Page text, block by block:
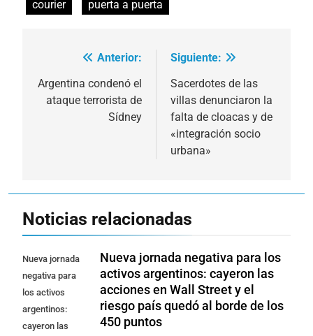
courier
puerta a puerta
Navegación
de
entradas
Anterior:
Argentina condenó el
ataque terrorista de
Sídney
Siguiente:
Sacerdotes de las
villas denunciaron la
falta de cloacas y de
«integración socio
urbana»
Noticias relacionadas
Nueva jornada
negativa para
los activos
argentinos:
cayeron las
Nueva jornada negativa para los
activos argentinos: cayeron las
acciones en Wall Street y el
riesgo país quedó al borde de los
450 puntos